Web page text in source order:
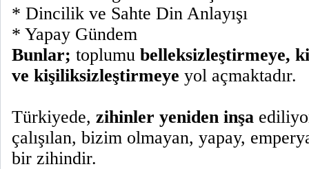
* Dincilik ve Sahte Din Anlayışı
* Yapay Gündem
Bunlar; toplumu belleksizleştirmeye,
ve kişiliksizleştirmeye yol açmaktadır.
Türkiyede, zihinler yeniden inşa
çalışılan, bizim olmayan, yapay,
bir zihindir.